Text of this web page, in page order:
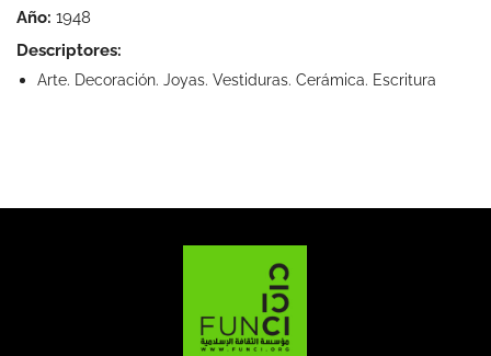
Año: 1948
Descriptores:
Arte. Decoración. Joyas. Vestiduras. Cerámica. Escritura